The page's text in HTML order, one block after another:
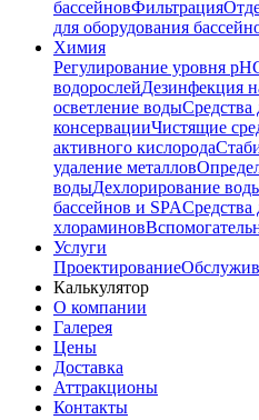
бассейновФильтрация
для оборудования
Химия
Регулирование уровня рН
водорослейДезинфекция
осветление водыСредства
консервацииЧистящие
активного кислорода
удаление металлов
водыДехлорирование
бассейнов и SPAСредства
хлораминов
Услуги
Проектирование
Калькулятор
О компании
Галерея
Цены
Доставка
Аттракционы
Контакты